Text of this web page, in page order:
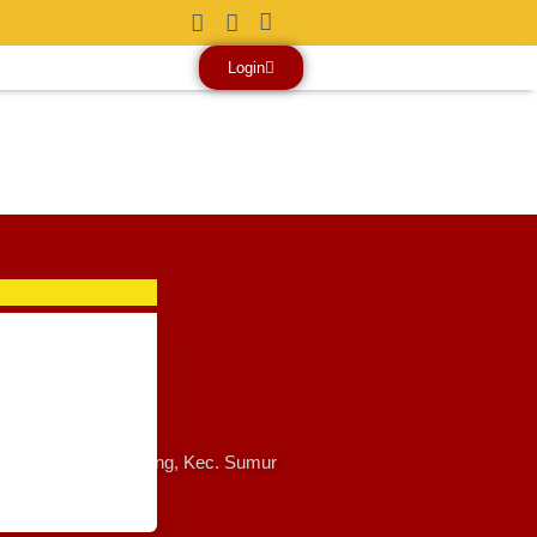
Login
137, Kb. Pisang, Kec. Sumur